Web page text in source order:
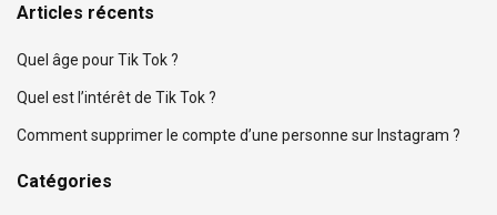
Articles récents
Quel âge pour Tik Tok ?
Quel est l’intérêt de Tik Tok ?
Comment supprimer le compte d’une personne sur Instagram ?
Catégories